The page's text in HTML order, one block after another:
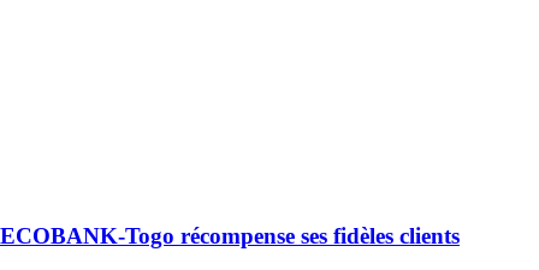
ECOBANK-Togo récompense ses fidèles clients